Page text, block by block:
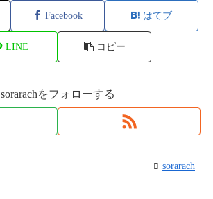
Facebook はてブ
LINE コピー
sorarachをフォローする
sorarach